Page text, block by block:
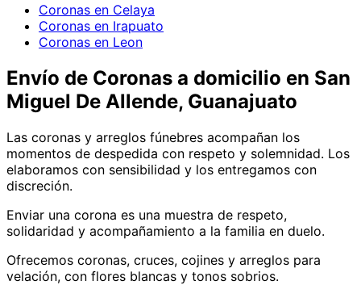
Coronas en Celaya
Coronas en Irapuato
Coronas en Leon
Envío de Coronas a domicilio en San
Miguel De Allende, Guanajuato
Las coronas y arreglos fúnebres acompañan los
momentos de despedida con respeto y solemnidad. Los
elaboramos con sensibilidad y los entregamos con
discreción.
Enviar una corona es una muestra de respeto,
solidaridad y acompañamiento a la familia en duelo.
Ofrecemos coronas, cruces, cojines y arreglos para
velación, con flores blancas y tonos sobrios.